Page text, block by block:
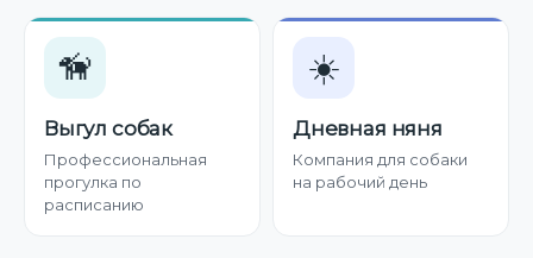
🦮
Выгул собак
Профессиональная
прогулка по
расписанию
☀️
Дневная няня
Компания для собаки
на рабочий день